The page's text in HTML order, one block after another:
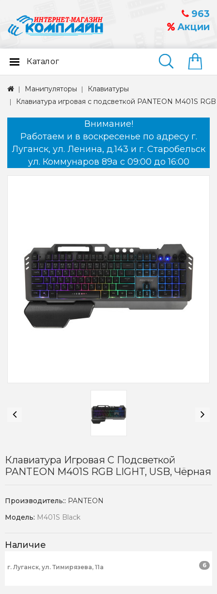
963
Акции
Найти
Каталог
Манипуляторы
Клавиатуры
Клавиатура игровая с подсветкой PANTEON M401S
Внимание!
Работаем и в воскресенье по адресу г.
Луганск, ул. Ленина, д.143 и г. Старобельск
ул. Коммунаров 89а с 09:00 до 16:00
Клавиатура Игровая С Подсветкой
PANTEON M401S RGB LIGHT, USB, Чёрная
Производитель:: PANTEON
Модель: M401S Black
Наличие
г. Луганск, ул. Тимирязева, 11а 6